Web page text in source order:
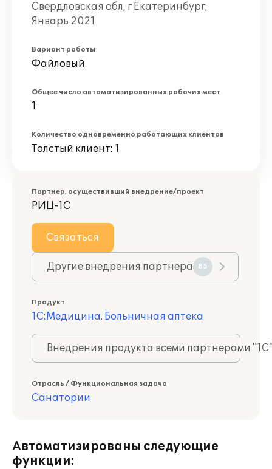
Свердловская обл, г Екатеринбург,
Январь 2021
Вариант работы
Файловый
Общее число автоматизированных рабочих мест
1
Количество одновременно работающих клиентов
Толстый клиент: 1
Партнер, осуществивший внедрение/проект
РИЦ-1С
Связаться
Другие внедрения партнера 85
Продукт
1С:Медицина. Больничная аптека
Внедрения продукта всеми партнерами
Отрасль / Функциональная задача
Санатории
Автоматизированы следующие
функции: